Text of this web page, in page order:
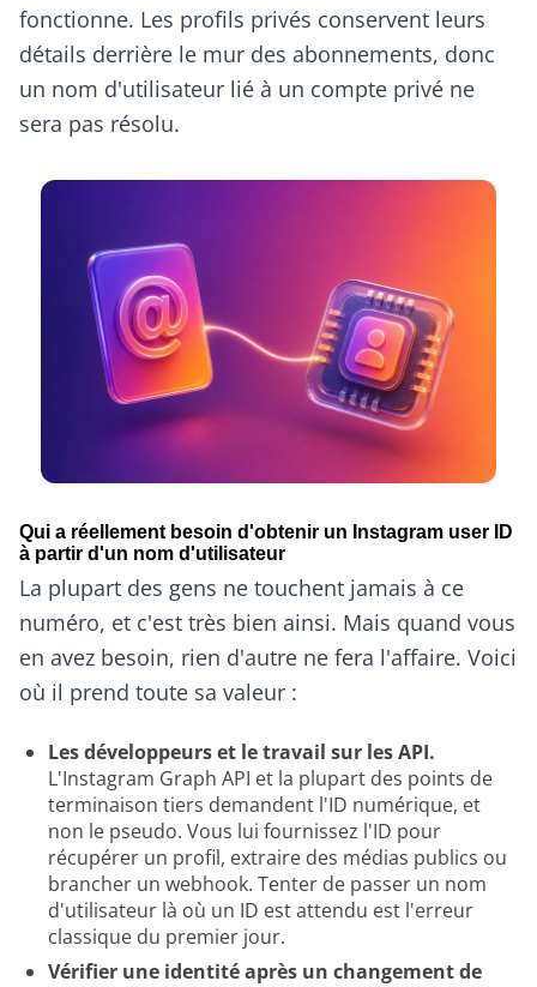
fonctionne. Les profils privés conservent leurs
détails derrière le mur des abonnements, donc
un nom d'utilisateur lié à un compte privé ne
sera pas résolu.
Qui a réellement besoin d'obtenir un Instagram user ID
à partir d'un nom d'utilisateur
La plupart des gens ne touchent jamais à ce
numéro, et c'est très bien ainsi. Mais quand vous
en avez besoin, rien d'autre ne fera l'affaire. Voici
où il prend toute sa valeur :
Les développeurs et le travail sur les API.
L'Instagram Graph API et la plupart des points de
terminaison tiers demandent l'ID numérique, et
non le pseudo. Vous lui fournissez l'ID pour
récupérer un profil, extraire des médias publics ou
brancher un webhook. Tenter de passer un nom
d'utilisateur là où un ID est attendu est l'erreur
classique du premier jour.
Vérifier une identité après un changement de